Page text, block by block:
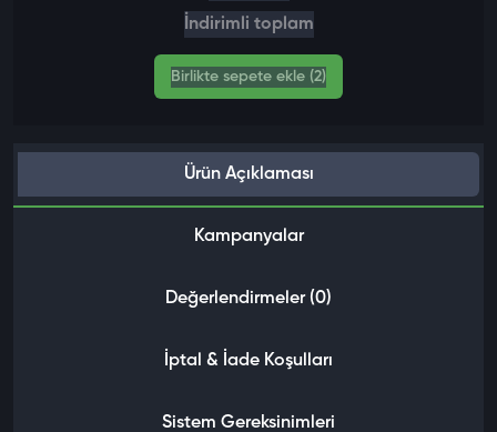
İndirimli toplam
Birlikte sepete ekle (2)
Ürün Açıklaması
Kampanyalar
Değerlendirmeler (0)
İptal & İade Koşulları
Sistem Gereksinimleri